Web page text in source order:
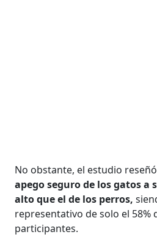
No obstante, el estudio
apego seguro de los gatos a
alto que el de los perros,
representativo de solo el 58%
participantes.